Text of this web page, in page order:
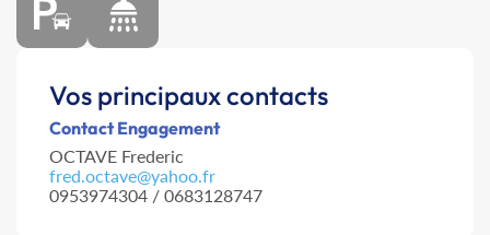
Vos principaux contacts
Contact Engagement
OCTAVE Frederic
fred.octave@yahoo.fr
0953974304 / 0683128747